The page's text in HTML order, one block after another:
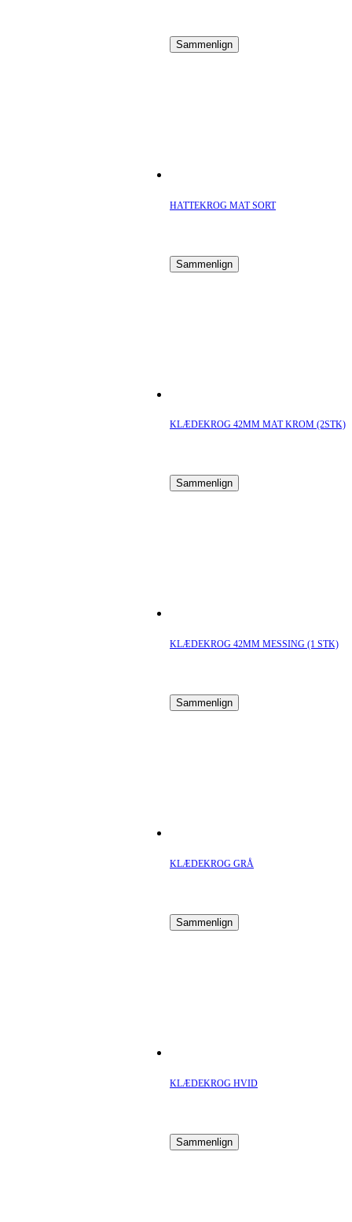
Sammenlign
HATTEKROG MAT SORT
Sammenlign
KLÆDEKROG 42MM MAT KROM (2STK)
Sammenlign
KLÆDEKROG 42MM MESSING (1 STK)
Sammenlign
KLÆDEKROG GRÅ
Sammenlign
KLÆDEKROG HVID
Sammenlign